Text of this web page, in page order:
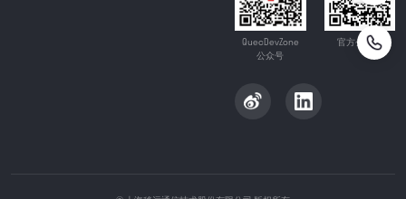
QuecDevZone
公众号
官方公众号